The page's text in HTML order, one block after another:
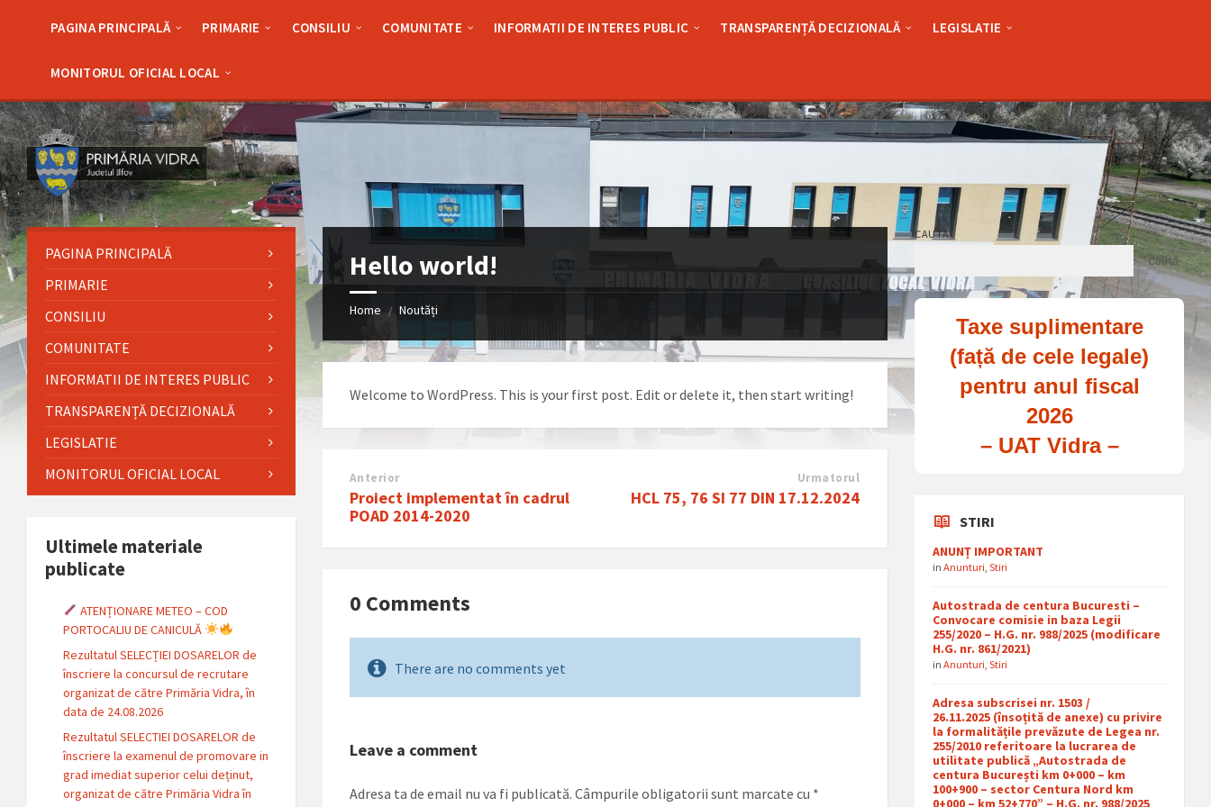
PAGINA PRINCIPALĂ PRIMARIE CONSILIU COMUNITATE INFORMATII DE INTERES PUBLIC TRANSPARENȚĂ DECIZIONALĂ LEGISLATIE
MONITORUL OFICIAL LOCAL
Hello world!
Home / Noutăți
Welcome to WordPress. This is your first post. Edit or delete it, then start writing!
Anterior
Proiect implementat în cadrul
POAD 2014-2020
Urmatorul
HCL 75, 76 SI 77 DIN 17.12.2024
0 Comments
There are no comments yet
Leave a comment
Adresa ta de email nu va fi publicată. Câmpurile obligatorii sunt marcate cu *
PAGINA PRINCIPALĂ
PRIMARIE
CONSILIU
COMUNITATE
INFORMATII DE INTERES PUBLIC
TRANSPARENȚĂ DECIZIONALĂ
LEGISLATIE
MONITORUL OFICIAL LOCAL
Ultimele materiale
publicate
ATENȚIONARE METEO – COD
PORTOCALIU DE CANICULĂ
Rezultatul SELECȚIEI DOSARELOR de
înscriere la concursul de recrutare
organizat de către Primăria Vidra, în
data de 24.08.2026
Rezultatul SELECTIEI DOSARELOR de
înscriere la examenul de promovare in
grad imediat superior celui deținut,
organizat de către Primăria Vidra în
CAUTĂ
Caută
Taxe suplimentare
(față de cele legale)
pentru anul fiscal
2026
– UAT Vidra –
STIRI
ANUNȚ IMPORTANT
inAnunturi ,Stiri
Autostrada de centura Bucuresti –
Convocare comisie in baza Legii
255/2020 – H.G. nr. 988/2025 (modificare
H.G. nr. 861/2021)
inAnunturi ,Stiri
Adresa subscrisei nr. 1503 /
26.11.2025 (însoțită de anexe) cu privire
la formalitățile prevăzute de Legea nr.
255/2010 referitoare la lucrarea de
utilitate publică „Autostrada de
centura București km 0+000 – km
100+900 – sector Centura Nord km
0+000 – km 52+770” – H.G. nr. 988/2025